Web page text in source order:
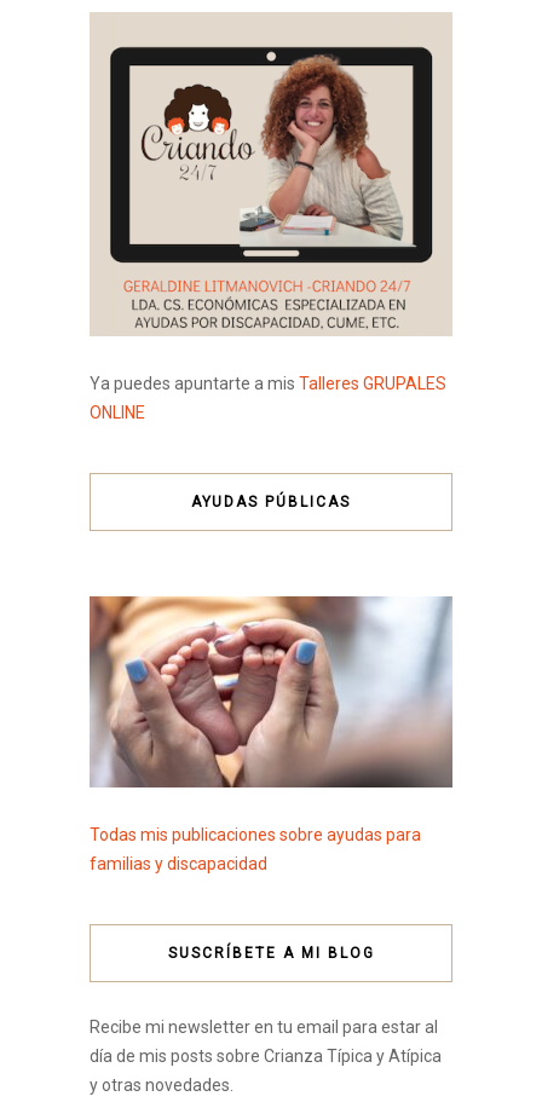
Ya puedes apuntarte a mis Talleres GRUPALES
ONLINE
AYUDAS PÚBLICAS
Todas mis publicaciones sobre ayudas para
familias y discapacidad
SUSCRÍBETE A MI BLOG
Recibe mi newsletter en tu email para estar al
día de mis posts sobre Crianza Típica y Atípica
y otras novedades.